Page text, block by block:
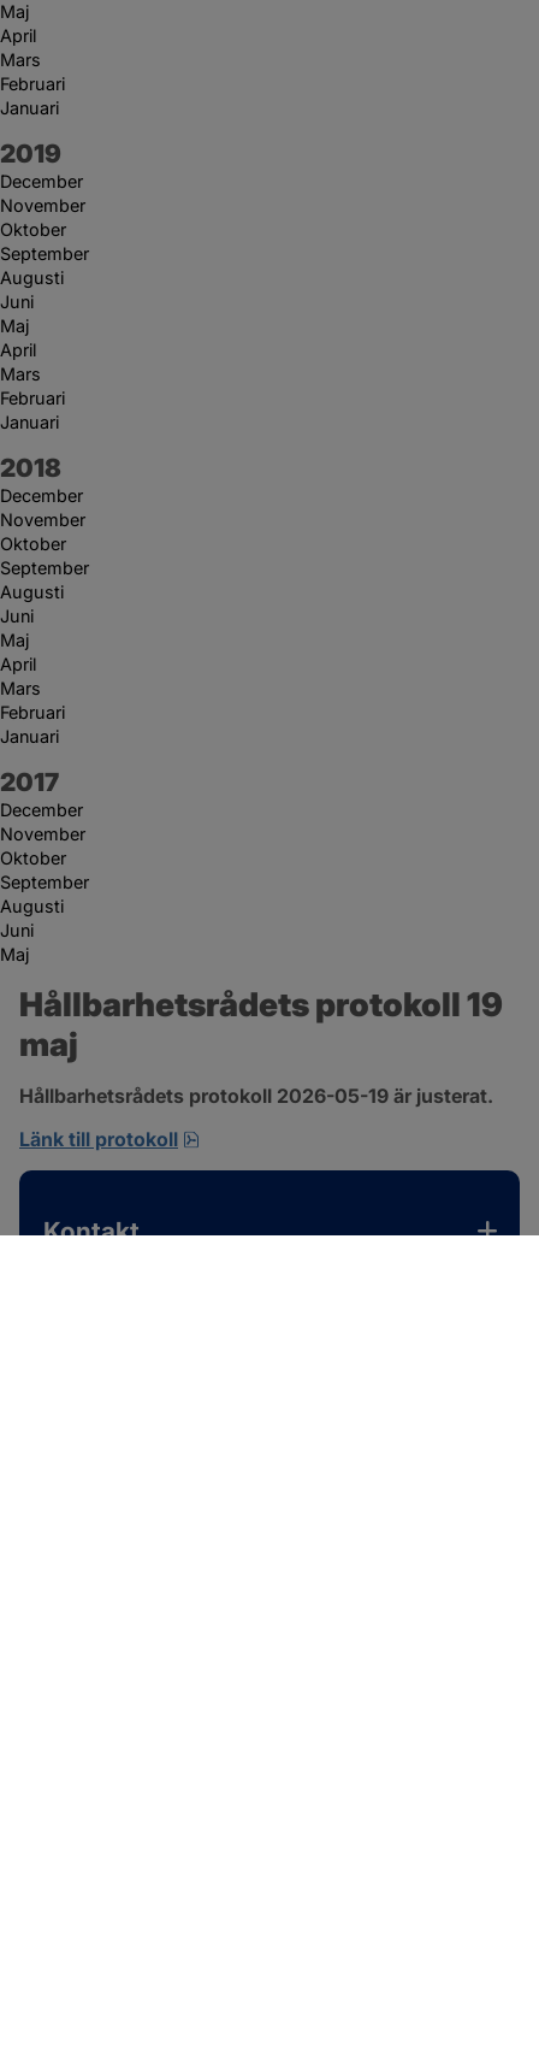
Maj
April
Mars
Februari
Januari
År:
2019
December
November
Oktober
September
Augusti
Juni
Maj
April
Mars
Februari
Januari
År:
2018
December
November
Oktober
September
Augusti
Juni
Maj
April
Mars
Februari
Januari
År:
2017
December
November
Oktober
September
Augusti
Juni
Maj
Hållbarhetsrådets protokoll 19
maj
Hållbarhetsrådets protokoll 2026-05-19 är justerat.
Länk till protokoll
Kontakt